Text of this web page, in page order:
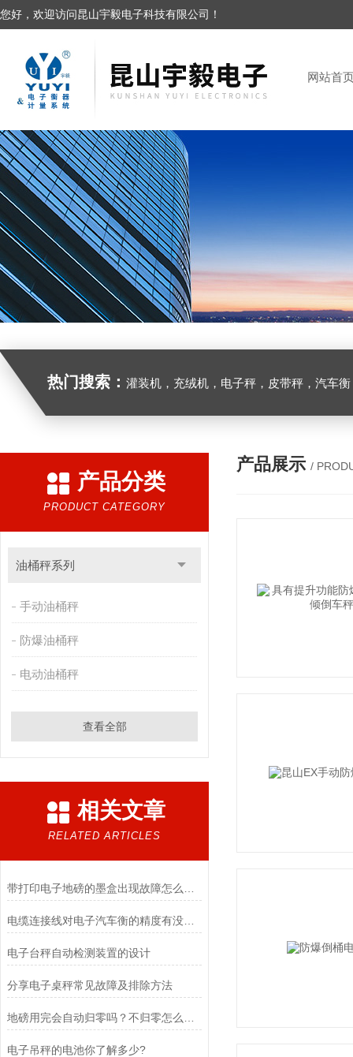
您好，欢迎访问昆山宇毅电子科技有限公司！
网站首
热门搜索： 灌装机，充绒机，电子秤，皮带秤，汽车
产品分类
PRODUCT CATEGORY
油桶秤系列
手动油桶秤
防爆油桶秤
电动油桶秤
查看全部
相关文章
RELATED ARTICLES
电缆连接线对电子汽车衡的精度有没有影响呢
电子台秤自动检测装置的设计
​分享电子桌秤常见故障及排除方法
电子吊秤的电池你了解多少?
产品展示 /